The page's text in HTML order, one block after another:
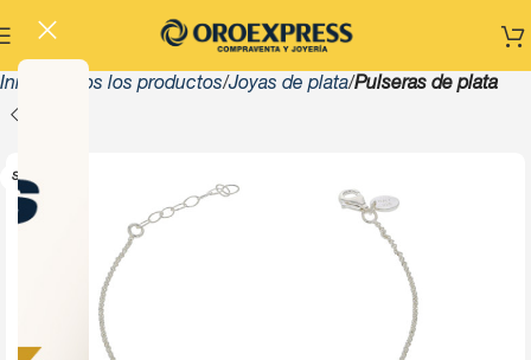
Inicio Todos los productos Joyas de plata Pulseras de plata
SOLD OUT